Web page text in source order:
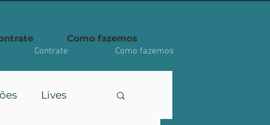
Como fazemos
Lives
Contrate Como fazemos